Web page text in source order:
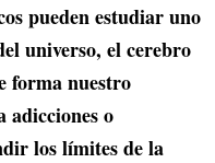
pueden estudiar uno
universo, el cerebro
forma nuestro
adicciones o
los límites de la